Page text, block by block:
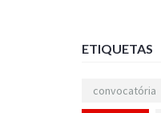
ETIQUETAS
convocatória